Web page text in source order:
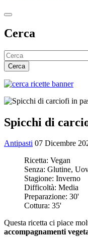
Cerca
Cerca
Spicchi di
Antipasti 07 Dicembre
Ricetta: Vegan
Senza: Glutine,
Stagione: Inverno
Difficoltà: Media
Preparazione: 30'
Cottura: 35'
Questa ricetta ci piace
accompagnamenti